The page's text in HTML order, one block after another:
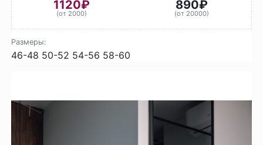
1120₽
(от 2000)
890₽
(от 20000)
Размеры:
46-48 50-52 54-56 58-60